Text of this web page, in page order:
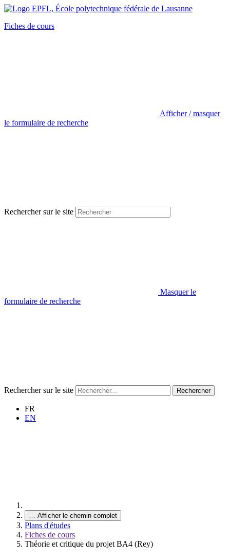
Fiches de cours
Afficher / masquer
le formulaire de recherche
Rechercher sur le site
Masquer le
formulaire de recherche
Rechercher sur le site Rechercher
FR
EN
… Afficher le chemin complet
Plans d'études
Fiches de cours
Théorie et critique du projet BA4 (Rey)